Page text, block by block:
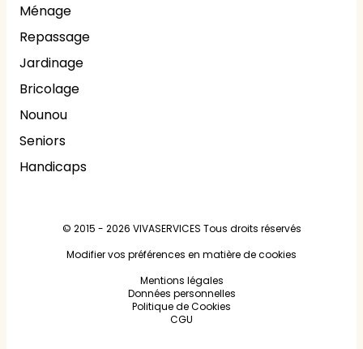
Ménage
Repassage
Jardinage
Bricolage
Nounou
Seniors
Handicaps
© 2015 - 2026 VIVASERVICES Tous droits réservés
Modifier vos préférences en matière de cookies
Mentions légales
Données personnelles
Politique de Cookies
CGU